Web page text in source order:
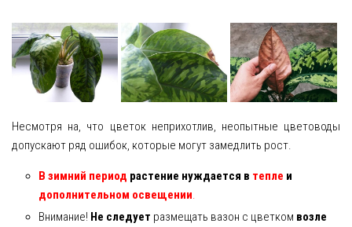
Несмотря на, что цветок неприхотлив, неопытные цветоводы
допускают ряд ошибок, которые могут замедлить рост.
В зимний период растение нуждается в тепле и
дополнительном освещении.
Внимание! Не следует размещать вазон с цветком возле